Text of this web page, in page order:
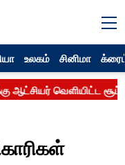
உலகம் சினிமா